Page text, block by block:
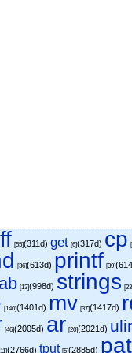
[55](311d)get [6](317d) cp
[36](613d) printf [39]
[13](998d) strings
[140](1401d) mv [37](1417d)
[46](2005d) ar [20](2021d)
[11](2766d)tput [5](2885d)